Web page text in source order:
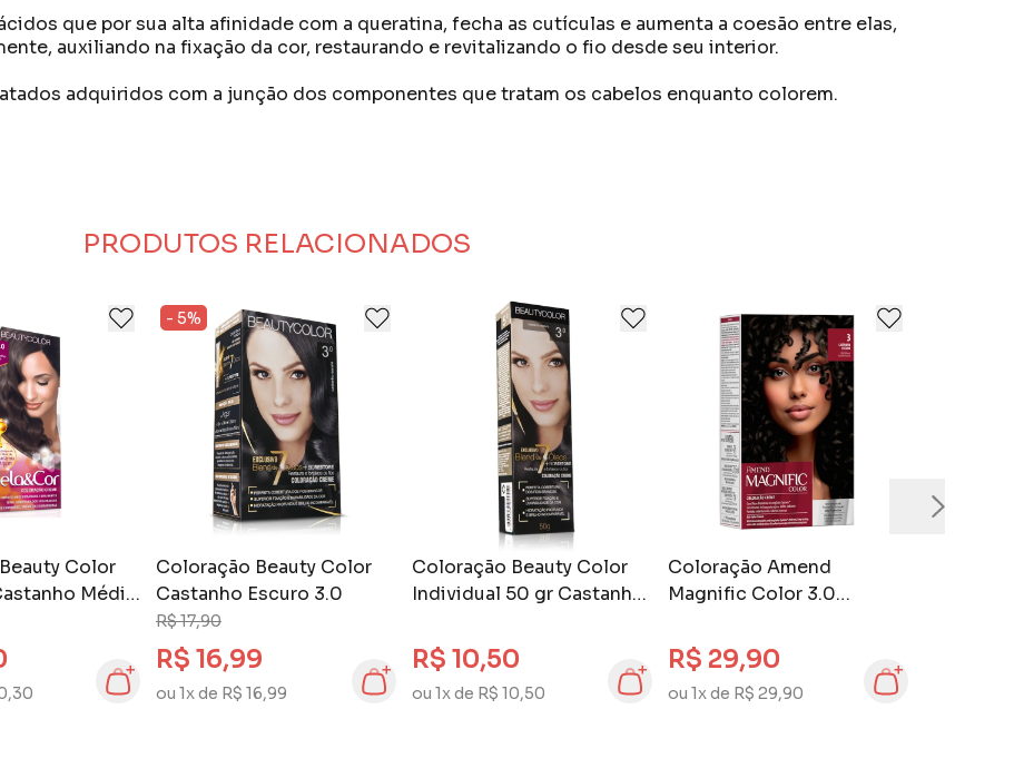
que por sua alta afinidade com a queratina, fecha as cutículas e aumenta a coesão entre elas,
auxiliando na fixação da cor, restaurando e revitalizando o fio desde seu interior.
adquiridos com a junção dos componentes que tratam os cabelos enquanto colorem.
PRODUTOS RELACIONADOS
Color
Médio
Coloração Beauty Color
Castanho Escuro 3.0
R$ 17,90
R$ 16,99
ou 1x de R$ 16,99
- 5%
Coloração Beauty Color
Individual 50 gr Castanho
R$ 10,50
ou 1x de R$ 10,50
Coloração Amend
Magnific Color 3.0
R$ 29,90
ou 1x de R$ 29,90